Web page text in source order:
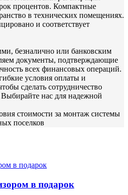
процентов. Компактные
в технических помещениях.
и соответствует
безналично или банковским
документы, подтверждающие
всех финансовых операций.
условия оплаты и
сделать сотрудничество
нас для надежной
стоимости за монтаж системы
поселков
в подарок